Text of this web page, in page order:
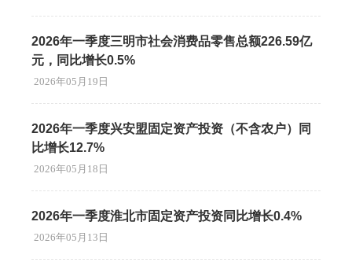
2026年一季度三明市社会消费品零售总额226.59亿
元，同比增长0.5%
2026年05月19日
2026年一季度兴安盟固定资产投资（不含农户）同
比增长12.7%
2026年05月18日
2026年一季度淮北市固定资产投资同比增长0.4%
2026年05月13日